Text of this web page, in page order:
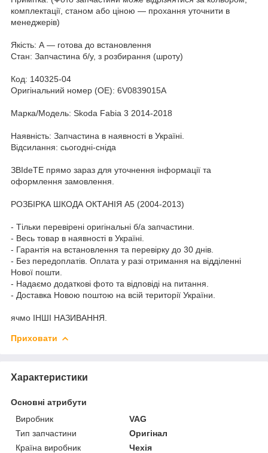
комплектації, станом або ціною — прохання уточнити в
менеджерів)
Якість: А — готова до встановлення
Стан: Запчастина б/у, з розбирання (шроту)
Код: 140325-04
Оригінальний номер (ОЕ): 6V0839015A
Марка/Модель: Skoda Fabia 3 2014-2018
Наявність: Запчастина в наявності в Україні.
Відсилання: сьогодні-сніда
ЗВІdeТЕ прямо зараз для уточнення інформації та
оформлення замовлення.
РОЗБІРКА ШКОДА ОКТАНІЯ A5 (2004-2013)
- Тільки перевірені оригінальні б/а запчастини.
- Весь товар в наявності в Україні.
- Гарантія на встановлення та перевірку до 30 днів.
- Без передоплатів. Оплата у разі отримання на відділенні
Нової пошти.
- Надаємо додаткові фото та відповіді на питання.
- Доставка Новою поштою на всій території України.
ячмо ІНШІ НАЗИВАННЯ.
Приховати
Характеристики
Основні атрибути
Виробник
VAG
Тип запчастини
Оригінал
Країна виробник
Чехія